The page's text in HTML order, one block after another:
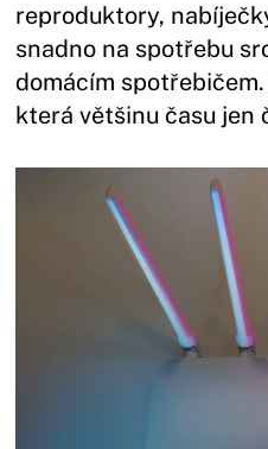
reproduktory,
snadno na spotřebu
domácím
která většinu času jen